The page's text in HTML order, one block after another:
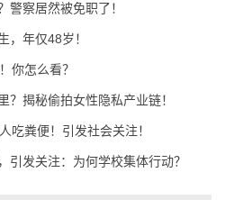
警察居然被免职了！
，年仅48岁！
你怎么看？
？揭秘偷拍女性隐私产业链！
吃粪便！引发社会关注！
引发关注：为何学校集体行动？